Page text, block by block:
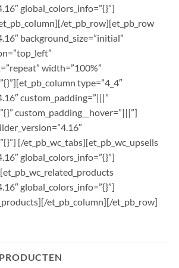
global_colors_info=”{}”]
et_pb_row][et_pb_row
background_size=”initial”
width=”100%”
type=”4_4″
custom_padding=”|||”
custom_padding__hover=”|||”]
[/et_pb_wc_tabs][et_pb_wc_upsells
global_colors_info=”{}”]
global_colors_info=”{}”]
et_pb_column][/et_pb_row]